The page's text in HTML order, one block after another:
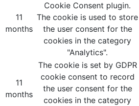
11
months
Cookie Consent plugin.
The cookie is used to store
the user consent for the
cookies in the category
"Analytics".
11
months
The cookie is set by GDPR
cookie consent to record
the user consent for the
cookies in the category